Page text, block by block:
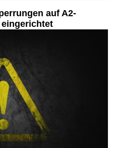
auf A2-
eingerichtet